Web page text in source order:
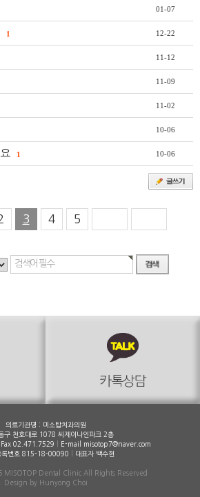
01-07
1 12-22
11-12
11-09
11-02
10-06
1 10-06
3 4 5
의료기관명 : 미소탑치과의원
구 천호대로 1078 씨제이나인파크 2층
Fax 02.471.7529
E-mail misotop7@naver.com
록번호 815-18-00090
대표자 백수현
Dental Clinic All Rights Reserved
Design by Hunyong Choi